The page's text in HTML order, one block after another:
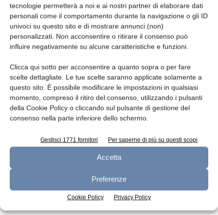
tecnologie permetterà a noi e ai nostri partner di elaborare dati
personali come il comportamento durante la navigazione o gli ID
univoci su questo sito e di mostrare annunci (non)
personalizzati. Non acconsentire o ritirare il consenso può
influire negativamente su alcune caratteristiche e funzioni.
Clicca qui sotto per acconsentire a quanto sopra o per fare
scelte dettagliate. Le tue scelte saranno applicate solamente a
questo sito. È possibile modificare le impostazioni in qualsiasi
momento, compreso il ritiro del consenso, utilizzando i pulsanti
della Cookie Policy o cliccando sul pulsante di gestione del
consenso nella parte inferiore dello schermo.
Gestisci 1771 fornitori Per saperne di più su questi scopi
Accetta
Preferenze
Cookie Policy Privacy Policy
Leggi la rivista
n.7 - Luglio 2026 n.6 - Giugno 2026